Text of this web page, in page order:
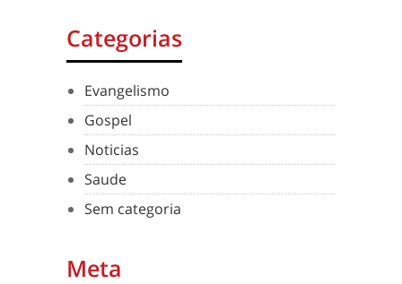
Categorias
Evangelismo
Gospel
Noticias
Saude
Sem categoria
Meta